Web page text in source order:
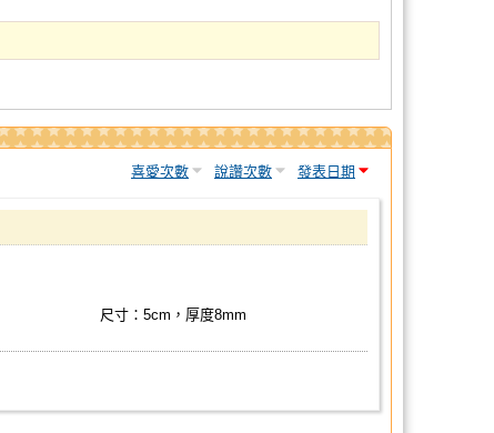
喜愛次數 說讚次數 發表日期
尺寸：5cm，厚度8mm